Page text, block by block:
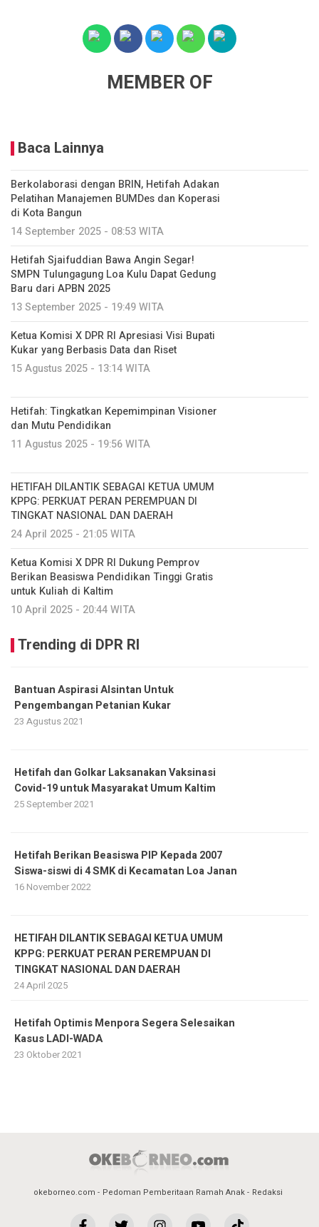
MEMBER OF
Baca Lainnya
Berkolaborasi dengan BRIN, Hetifah Adakan
Pelatihan Manajemen BUMDes dan Koperasi
di Kota Bangun
14 September 2025 - 08:53 WITA
Hetifah Sjaifuddian Bawa Angin Segar!
SMPN Tulungagung Loa Kulu Dapat Gedung
Baru dari APBN 2025
13 September 2025 - 19:49 WITA
Ketua Komisi X DPR RI Apresiasi Visi Bupati
Kukar yang Berbasis Data dan Riset
15 Agustus 2025 - 13:14 WITA
Hetifah: Tingkatkan Kepemimpinan Visioner
dan Mutu Pendidikan
11 Agustus 2025 - 19:56 WITA
HETIFAH DILANTIK SEBAGAI KETUA UMUM
KPPG: PERKUAT PERAN PEREMPUAN DI
TINGKAT NASIONAL DAN DAERAH
24 April 2025 - 21:05 WITA
Ketua Komisi X DPR RI Dukung Pemprov
Berikan Beasiswa Pendidikan Tinggi Gratis
untuk Kuliah di Kaltim
10 April 2025 - 20:44 WITA
Trending di DPR RI
Bantuan Aspirasi Alsintan Untuk
Pengembangan Petanian Kukar
23 Agustus 2021
Hetifah dan Golkar Laksanakan Vaksinasi
Covid-19 untuk Masyarakat Umum Kaltim
25 September 2021
Hetifah Berikan Beasiswa PIP Kepada 2007
Siswa-siswi di 4 SMK di Kecamatan Loa Janan
16 November 2022
HETIFAH DILANTIK SEBAGAI KETUA UMUM
KPPG: PERKUAT PERAN PEREMPUAN DI
TINGKAT NASIONAL DAN DAERAH
24 April 2025
Hetifah Optimis Menpora Segera Selesaikan
Kasus LADI-WADA
23 Oktober 2021
okeborneo.com Pedoman Pemberitaan Ramah Anak Redaksi